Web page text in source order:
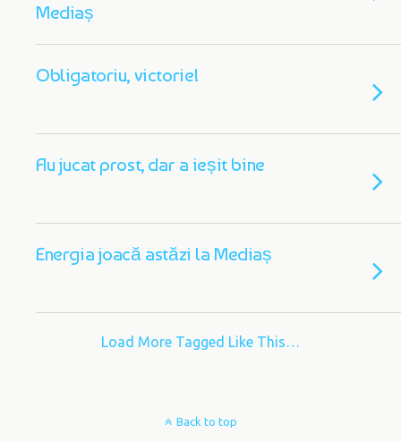
Mediaș
Obligatoriu, victorie!
Au jucat prost, dar a ieșit bine
Energia joacă astăzi la Mediaș
Load More Tagged Like This…
Back to top